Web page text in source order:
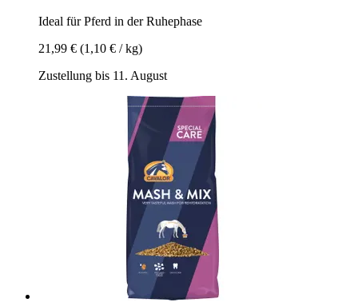
Ideal für Pferd in der Ruhephase
21,99 € (1,10 € / kg)
Zustellung bis 11. August